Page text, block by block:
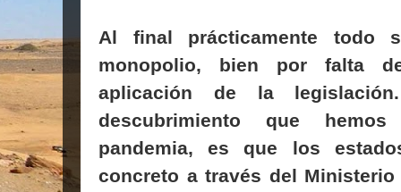
Al final prácticamente todo
monopolio, bien por falta
aplicación de la
descubrimiento que
pandemia, es que los
concreto a través del